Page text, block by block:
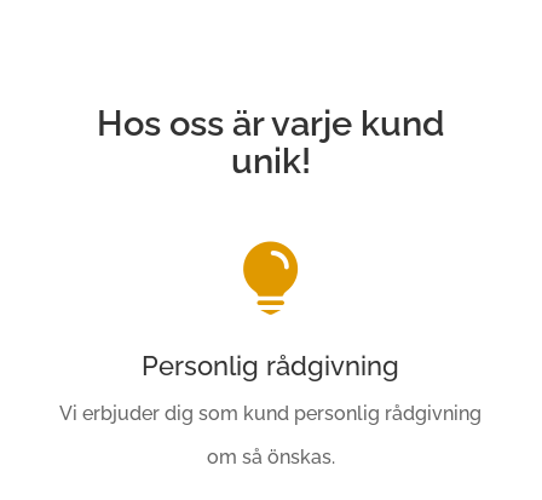
Hos oss är varje kund
unik!

Personlig rådgivning
Vi erbjuder dig som kund personlig rådgivning
om så önskas.